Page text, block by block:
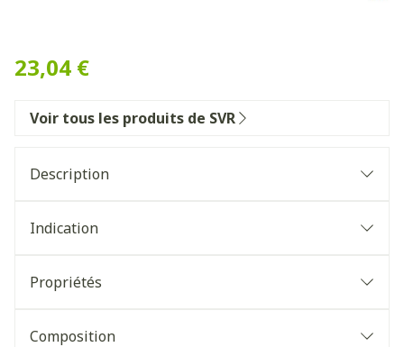
23,04 €
Voir tous les produits de SVR
Description
Indication
Propriétés
Composition